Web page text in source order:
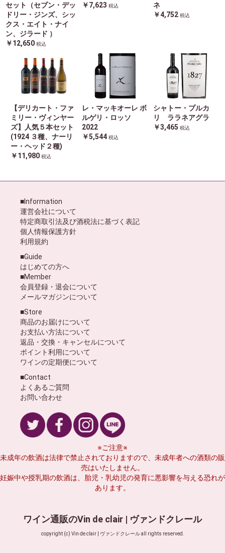
セット（セブン・デッ
ドリー・ジンズ、シッ
クス・エイト・ナイ
ン、ジラード ）
￥12,650 税込
￥7,623 税込
ネ
￥4,752 税込
【デリカート・ファ
ミリー・ヴィンヤー
ズ】人気５本セット
(1924 ３種、ナーリ
ー・ヘッド２種)
￥11,980 税込
レ・マッキオーレ ボ
ルゲリ・ロッソ
2022
￥5,544 税込
シャトー・プルカ
リ ララネアグラ
￥3,465 税込
■Information
運営会社について
特定商取引法及び酒税法に基づく表記
個人情報保護方針
利用規約
■Guide
はじめての方へ
■Member
会員登録・退会について
メールマガジンについて
■Store
商品のお届けについて
お支払い方法について
返品・交換・キャンセルについて
ポイント利用について
ワインの定期便について
■Contact
よくあるご質問
お問い合わせ
※ご注意※
未成年の飲酒は法律で禁止されておりますので、未成年者への酒類の販
売はいたしません。
妊娠中や授乳期の飲酒は、胎児・乳幼児の発育に悪影響を与える恐れが
あります。
ワイン通販のVin de clair | ヴァンドクレール
copyright (c) Vin de clair | ヴァンドクレール all rights reserved.